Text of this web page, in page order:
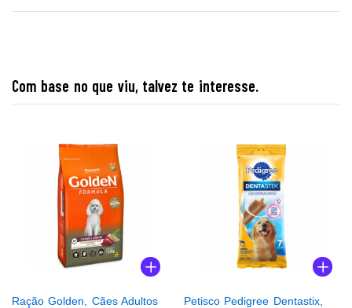
Com base no que viu, talvez te interesse.
Ração Golden, Cães Adultos Petisco Pedigree Dentastix,